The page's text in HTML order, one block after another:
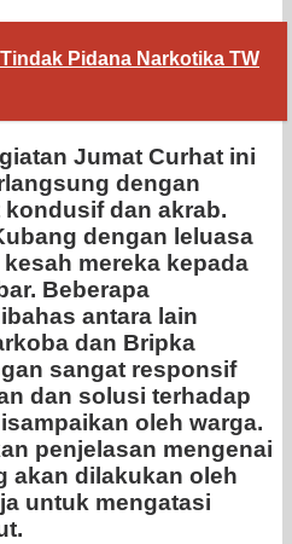
Pidana Narkotika TW
Jumat Curhat ini
dengan
dan akrab.
dengan leluasa
mereka kepada
Beberapa
antara lain
dan Bripka
sangat responsif
dan solusi terhadap
oleh warga.
penjelasan mengenai
akan dilakukan oleh
untuk mengatasi